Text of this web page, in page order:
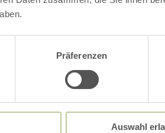
Präferenzen
Auswahl